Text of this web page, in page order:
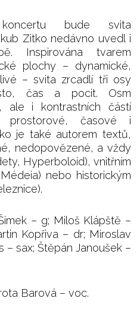
bude svita
Zitko nedávno uvedl i
Inspirována tvarem
plochy – dynamické,
– svita zrcadlí tři osy
čas a pocit. Osm
ale i kontrastních částí
prostorové, časové i
je také autorem textů,
nedopovězené, a vždy
Hyperboloid), vnitřním
nebo historickým
– g; Miloš Klápště –
Kopřiva – dr; Miroslav
– sax; Štěpán Janoušek –
Barová – voc.